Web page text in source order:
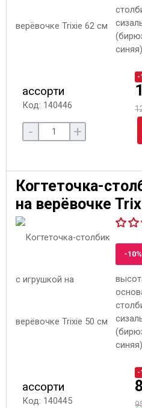
синяя)
ассорти
Код: 140446
-
- +
Когтеточка-
на верёвочке
-10%
синяя)
ассорти
Код: 140445
-